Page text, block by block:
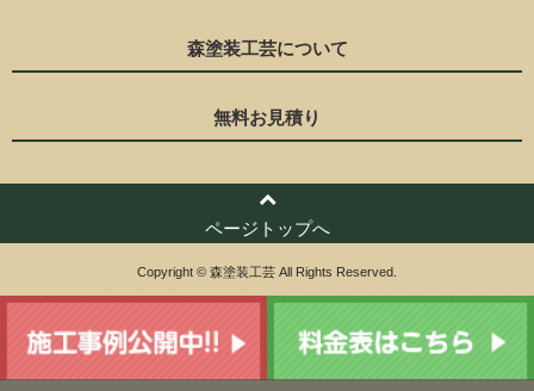
森塗装工芸について
無料お見積り
ページトップへ
Copyright © 森塗装工芸 All Rights Reserved.